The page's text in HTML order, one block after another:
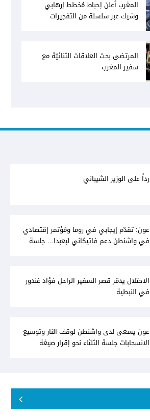
المغرب أعلن إحباط مُخطط إرهابي
وشيك عبر سلسلة من التفجيرات
المرتضى بحث العلاقات الثنائيّة مع
سفير المغرب
رداً على الوزير الشيباني
عون: تقدّم إيجابي في روما ومُؤتمر إقتصادي
في واشنطن دعم فاتيكاني لبعبدا... جلسة
الاحتلال يدمّر قصر السفير الراحل فؤاد غندور
في النبطية
عون يسعى لدى واشنطن لوقف النار وتوسيع
الانسحابات جلسة الثلثاء نحو إقرار صيغة